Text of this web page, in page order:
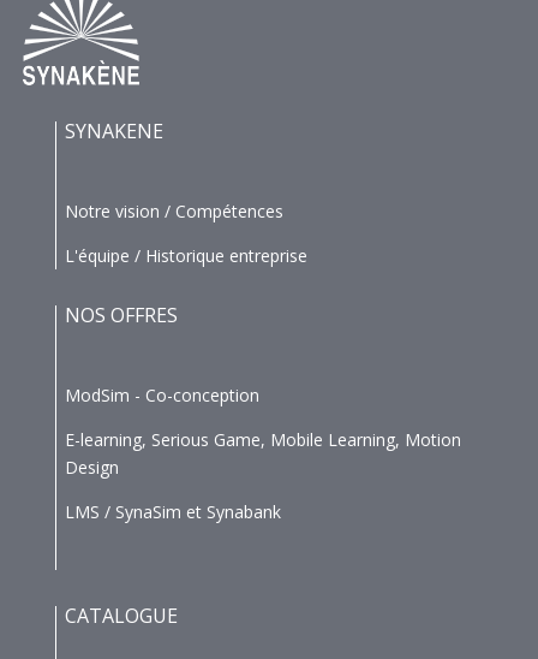
SYNAKENE
Notre vision / Compétences
L'équipe / Historique entreprise
NOS OFFRES
ModSim - Co-conception
E-learning, Serious Game, Mobile Learning, Motion
Design
LMS / SynaSim et Synabank
CATALOGUE